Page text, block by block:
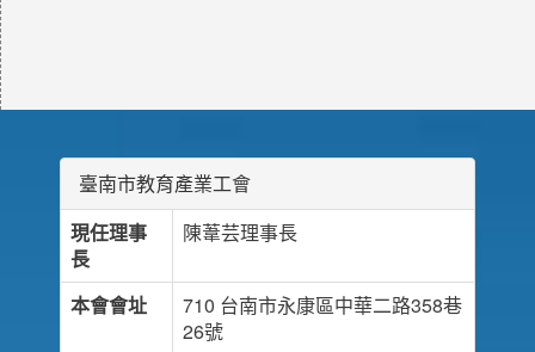
臺南市教育產業工會
現任理事
長
陳葦芸理事長
本會會址
710 台南市永康區中華二路358巷
26號